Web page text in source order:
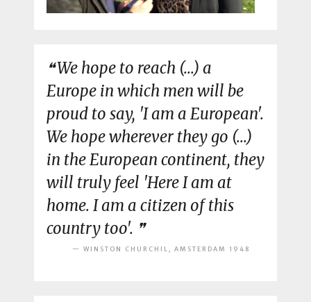
We hope to reach (...) a
Europe in which men will be
proud to say, 'I am a European'.
We hope wherever they go (...)
in the European continent, they
will truly feel 'Here I am at
home. I am a citizen of this
country too'.
WINSTON CHURCHIL, AMSTERDAM 1948